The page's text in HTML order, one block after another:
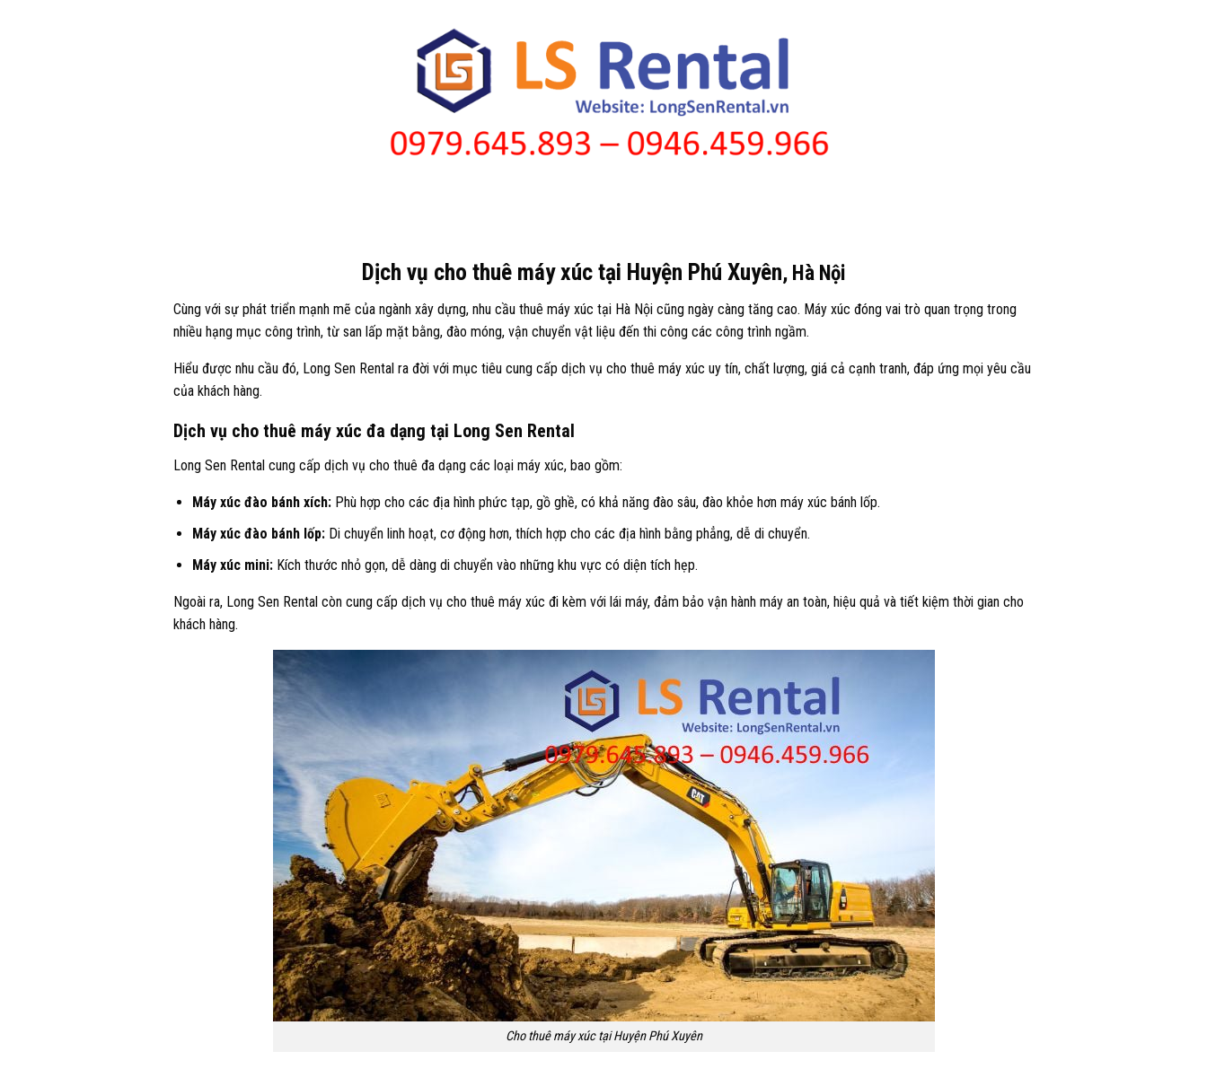
Dịch vụ cho thuê máy xúc tại Huyện Phú Xuyên, Hà Nội
Cùng với sự phát triển mạnh mẽ của ngành xây dựng, nhu cầu thuê máy xúc tại Hà Nội cũng ngày càng tăng cao. Máy xúc đóng vai trò quan trọng trong
nhiều hạng mục công trình, từ san lấp mặt bằng, đào móng, vận chuyển vật liệu đến thi công các công trình ngầm.
Hiểu được nhu cầu đó, Long Sen Rental ra đời với mục tiêu cung cấp dịch vụ cho thuê máy xúc uy tín, chất lượng, giá cả cạnh tranh, đáp ứng mọi yêu cầu
của khách hàng.
Dịch vụ cho thuê máy xúc đa dạng tại Long Sen Rental
Long Sen Rental cung cấp dịch vụ cho thuê đa dạng các loại máy xúc, bao gồm:
Máy xúc đào bánh xích: Phù hợp cho các địa hình phức tạp, gồ ghề, có khả năng đào sâu, đào khỏe hơn máy xúc bánh lốp.
Máy xúc đào bánh lốp: Di chuyển linh hoạt, cơ động hơn, thích hợp cho các địa hình bằng phẳng, dễ di chuyển.
Máy xúc mini: Kích thước nhỏ gọn, dễ dàng di chuyển vào những khu vực có diện tích hẹp.
Ngoài ra, Long Sen Rental còn cung cấp dịch vụ cho thuê máy xúc đi kèm với lái máy, đảm bảo vận hành máy an toàn, hiệu quả và tiết kiệm thời gian cho
khách hàng.
Cho thuê máy xúc tại Huyện Phú Xuyên